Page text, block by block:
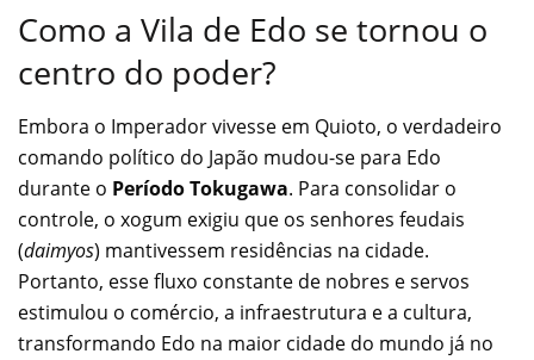
Como a Vila de Edo se tornou o
centro do poder?
Embora o Imperador vivesse em Quioto, o verdadeiro
comando político do Japão mudou-se para Edo
durante o Período Tokugawa. Para consolidar o
controle, o xogum exigiu que os senhores feudais
(daimyos) mantivessem residências na cidade.
Portanto, esse fluxo constante de nobres e servos
estimulou o comércio, a infraestrutura e a cultura,
transformando Edo na maior cidade do mundo já no